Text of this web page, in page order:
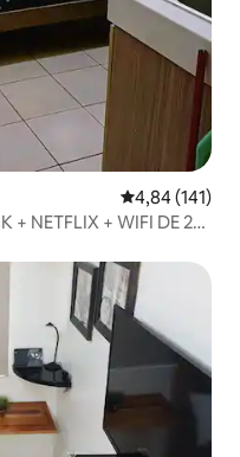
4,84 de uma
4,84 (141)
+ NETFLIX + WIFI DE 25